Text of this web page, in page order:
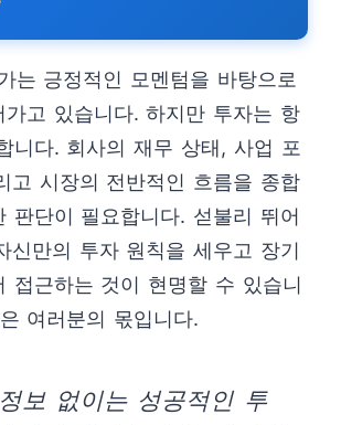
는 긍정적인 모멘텀을 바탕으로
가고 있습니다. 하지만 투자는 항
니다. 회사의 재무 상태, 사업 포
고 시장의 전반적인 흐름을 종합
판단이 필요합니다. 섣불리 뛰어
신만의 투자 원칙을 세우고 장기
접근하는 것이 현명할 수 있습니
여러분의 몫입니다.
보 없이는 성공적인 투